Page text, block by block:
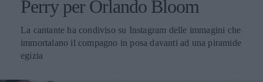
Perry per Orlando Bloom
La cantante ha condiviso su Instagram delle immagini che
immortalano il compagno in posa davanti ad una piramide
egizia